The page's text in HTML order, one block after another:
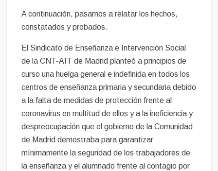
A continuación, pasamos a relatar los hechos,
constatados y probados.
El Sindicato de Enseñanza e Intervención Social
de la CNT-AIT de Madrid planteó a principios de
curso una huelga general e indefinida en todos los
centros de enseñanza primaria y secundaria debido
a la falta de medidas de protección frente al
coronavirus en multitud de ellos y a la ineficiencia y
despreocupación que el gobierno de la Comunidad
de Madrid demostraba para garantizar
mínimamente la seguridad de los trabajadores de
la enseñanza y el alumnado frente al contagio por